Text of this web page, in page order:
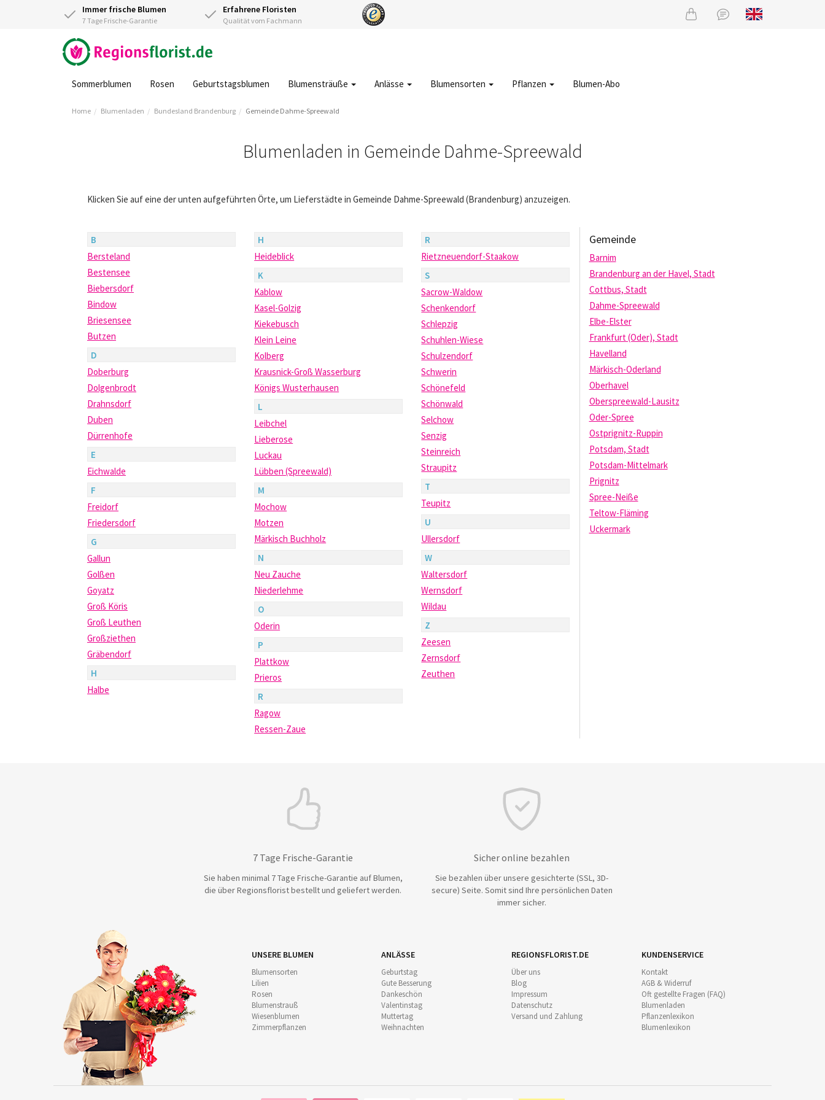
Immer frische Blumen
7 Tage Frische-Garantie
Erfahrene Floristen
Qualität vom Fachmann
Sommerblumen Rosen Geburtstagsblumen Blumensträuße Anlässe Blumensorten Pflanzen Blumen-Abo
Home Blumenladen Bundesland Brandenburg Gemeinde Dahme-Spreewald
Blumenladen in Gemeinde Dahme-Spreewald
Klicken Sie auf eine der unten aufgeführten Örte, um Lieferstädte in Gemeinde Dahme-Spreewald (Brandenburg) anzuzeigen.
B
Bersteland
Bestensee
Biebersdorf
Bindow
Briesensee
Butzen
D
Doberburg
Dolgenbrodt
Drahnsdorf
Duben
Dürrenhofe
E
Eichwalde
F
Freidorf
Friedersdorf
G
Gallun
Golßen
Goyatz
Groß Köris
Groß Leuthen
Großziethen
Gräbendorf
H
Halbe
H
Heideblick
K
Kablow
Kasel-Golzig
Kiekebusch
Klein Leine
Kolberg
Krausnick-Groß Wasserburg
Königs Wusterhausen
L
Leibchel
Lieberose
Luckau
Lübben (Spreewald)
M
Mochow
Motzen
Märkisch Buchholz
N
Neu Zauche
Niederlehme
O
Oderin
P
Plattkow
Prieros
R
Ragow
Ressen-Zaue
R
Rietzneuendorf-Staakow
S
Sacrow-Waldow
Schenkendorf
Schlepzig
Schuhlen-Wiese
Schulzendorf
Schwerin
Schönefeld
Schönwald
Selchow
Senzig
Steinreich
Straupitz
T
Teupitz
U
Ullersdorf
W
Waltersdorf
Wernsdorf
Wildau
Z
Zeesen
Zernsdorf
Zeuthen
Gemeinde
Barnim
Brandenburg an der Havel, Stadt
Cottbus, Stadt
Dahme-Spreewald
Elbe-Elster
Frankfurt (Oder), Stadt
Havelland
Märkisch-Oderland
Oberhavel
Oberspreewald-Lausitz
Oder-Spree
Ostprignitz-Ruppin
Potsdam, Stadt
Potsdam-Mittelmark
Prignitz
Spree-Neiße
Teltow-Fläming
Uckermark
7 Tage Frische-Garantie
Sie haben minimal 7 Tage Frische-Garantie auf Blumen,
die über Regionsflorist bestellt und geliefert werden.
Sicher online bezahlen
Sie bezahlen über unsere gesichterte (SSL, 3D-
secure) Seite. Somit sind Ihre persönlichen Daten
immer sicher.
UNSERE BLUMEN
Blumensorten
Lilien
Rosen
Blumenstrauß
Wiesenblumen
Zimmerpflanzen
ANLÄSSE
Geburtstag
Gute Besserung
Dankeschön
Valentinstag
Muttertag
Weihnachten
REGIONSFLORIST.DE
Über uns
Blog
Impressum
Datenschutz
Versand und Zahlung
KUNDENSERVICE
Kontakt
AGB & Widerruf
Oft gestellte Fragen (FAQ)
Blumenladen
Pflanzenlexikon
Blumenlexikon